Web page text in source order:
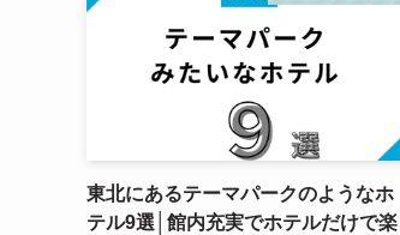
東北にあるテーマパークのようなホ
テル9選│館内充実でホテルだけで楽